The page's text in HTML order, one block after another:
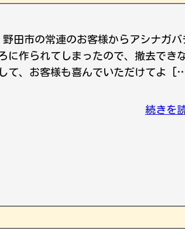
田市の常連のお客様からアシナガバ
に作られてしまったので、撤去でき
て、お客様も喜んでいただけてよ
続きを